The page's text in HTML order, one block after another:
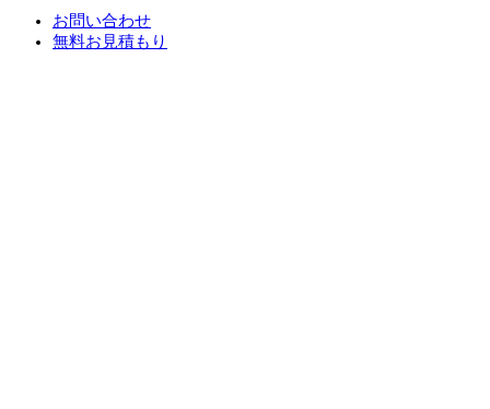
お問い合わせ
無料お見積もり